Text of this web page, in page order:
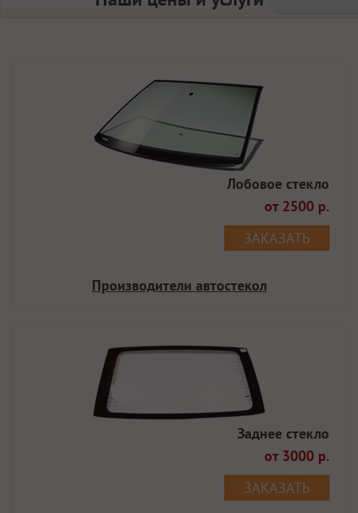
Лобовое стекло
от 2500 р.
ЗАКАЗАТЬ
Производители автостекол
Заднее стекло
от 3000 р.
ЗАКАЗАТЬ